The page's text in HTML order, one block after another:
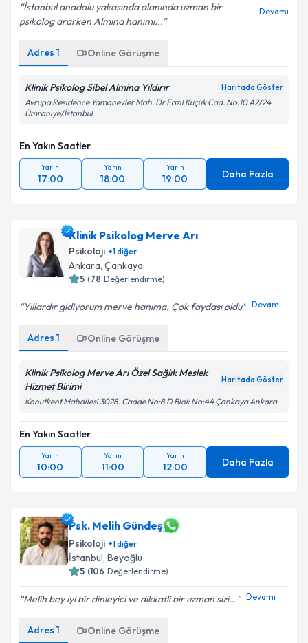
İstanbul anadolu yakasında alanında uzman bir
psikolog ararken Almina hanımı...
Devamı
Adres 1 Online Görüşme
Klinik Psikolog Sibel Almina Yıldırır Haritada Göster
Avrupa Residence Yamanevler Mah. Dr Fazıl Küçük Cad. No:10 A2/24
Ümraniye/İstanbul
En Yakın Saatler
Yarın
17:00
Yarın
18:00
Yarın
19:00 Daha Fazla
Klinik Psikolog Merve Arı
Psikoloji +1diğer
Ankara, Çankaya
5 (78 Değerlendirme)
Yıllardır gidiyorum merve hanıma. Çok faydası oldu Devamı
Adres 1 Online Görüşme
Klinik Psikolog Merve Arı Özel Sağlık Meslek
Hizmet Birimi
Haritada Göster
Konutkent Mahallesi 3028. Cadde No:8 D Blok No:44 Çankaya Ankara
En Yakın Saatler
Yarın
10:00
Yarın
11:00
Yarın
12:00 Daha Fazla
Psk. Melih Gündeş
Psikoloji +1diğer
İstanbul, Beyoğlu
5 (106 Değerlendirme)
Melih bey iyi bir dinleyici ve dikkatli bir uzman sizi... Devamı
Adres 1 Online Görüşme